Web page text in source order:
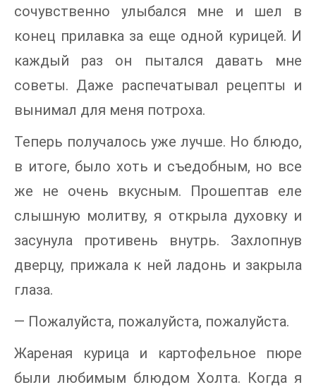
сочувственно улыбался мне и шел в
конец прилавка за еще одной курицей. И
каждый раз он пытался давать мне
советы. Даже распечатывал рецепты и
вынимал для меня потроха.
Теперь получалось уже лучше. Но блюдо,
в итоге, было хоть и съедобным, но все
же не очень вкусным. Прошептав еле
слышную молитву, я открыла духовку и
засунула противень внутрь. Захлопнув
дверцу, прижала к ней ладонь и закрыла
глаза.
— Пожалуйста, пожалуйста, пожалуйста.
Жареная курица и картофельное пюре
были любимым блюдом Холта. Когда я